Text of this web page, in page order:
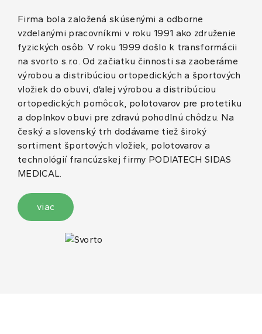
Firma bola založená skúsenými a odborne
vzdelanými pracovníkmi v roku 1991 ako združenie
fyzických osôb. V roku 1999 došlo k transformácii
na svorto s.r.o. Od začiatku činnosti sa zaoberáme
výrobou a distribúciou ortopedických a športových
vložiek do obuvi, ďalej výrobou a distribúciou
ortopedických pomôcok, polotovarov pre protetiku
a doplnkov obuvi pre zdravú pohodlnú chôdzu. Na
český a slovenský trh dodávame tiež široký
sortiment športových vložiek, polotovarov a
technológií francúzskej firmy PODIATECH SIDAS
MEDICAL.
viac